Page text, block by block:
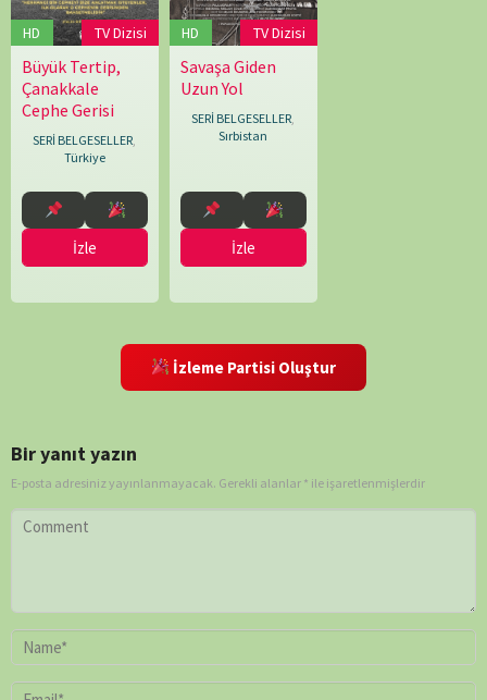
John
Williams,
Robert
Kee
HD TV Dizisi
Büyük Tertip,
Çanakkale
Cephe Gerisi
SERİ BELGESELLER
Türkiye
13.03.2025
Alper
Yanar
İzle
HD TV Dizisi
Savaşa Giden
Uzun Yol
SERİ BELGESELLER
Sırbistan
30.03.2018
Milos
Skundric
İzle
İzleme Partisi Oluştur
Bir yanıt yazın
E-posta adresiniz yayınlanmayacak. Gerekli alanlar * ile işaretlenmişlerdir